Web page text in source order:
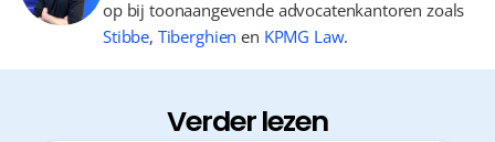
op bij toonaangevende advocatenkantoren zoals
Stibbe, Tiberghien en KPMG Law.
Verder lezen